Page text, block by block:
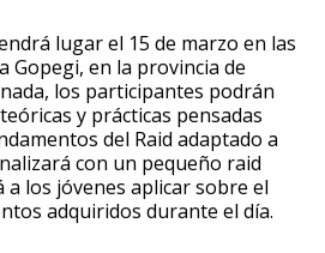
lugar el 15 de marzo en las
Gopegi, en la provincia de
los participantes podrán
y prácticas pensadas
del Raid adaptado a
con un pequeño raid
los jóvenes aplicar sobre el
adquiridos durante el día.